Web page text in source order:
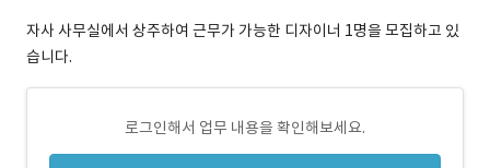
자사 사무실에서 상주하여 근무가 가능한 디자이너 1명을 모집하고 있
습니다.
로그인해서 업무 내용을 확인해보세요.